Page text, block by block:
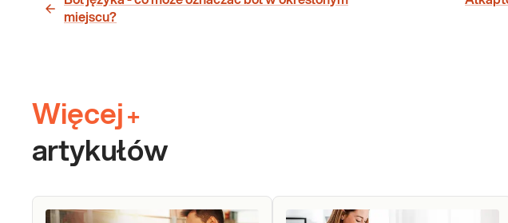
miejscu?
Więcej +
artykułów